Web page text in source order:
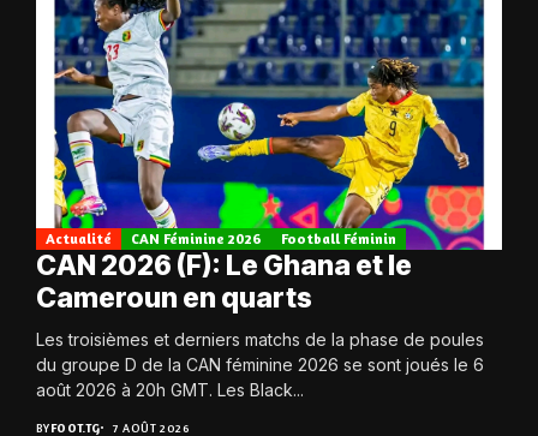
Actualité CAN Féminine 2026 Football Féminin
CAN 2026 (F): Le Ghana et le
Cameroun en quarts
Les troisièmes et derniers matchs de la phase de poules
du groupe D de la CAN féminine 2026 se sont joués le 6
août 2026 à 20h GMT. Les Black...
BYFOOT.TG 7 AOÛT 2026